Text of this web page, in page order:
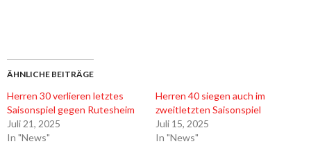
ÄHNLICHE BEITRÄGE
Herren 30 verlieren letztes
Saisonspiel gegen Rutesheim
Juli 21, 2025
In "News"
Herren 40 siegen auch im
zweitletzten Saisonspiel
Juli 15, 2025
In "News"